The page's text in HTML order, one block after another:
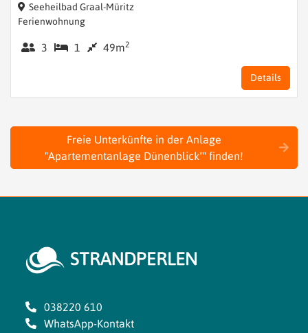
Seeheilbad Graal-Müritz
Ferienwohnung
3 1 49m2
Details
Freie Unterkünfte in der Anlage
"Apartementanlage Dünenblick"" finden!
038220 610
WhatsApp-Kontakt